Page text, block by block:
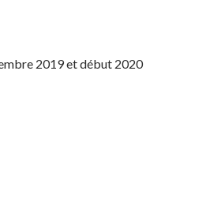
2019 et début 2020